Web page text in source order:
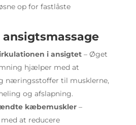
op for fastlåste
ansigtsmassage
i ansigtet– Øget
hjælper med at
næringsstoffer til musklerne,
og afslapning.
kæbemuskler–
at reducere